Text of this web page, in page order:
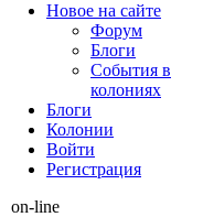
Новое на сайте
Форум
Блоги
События в
колониях
Блоги
Колонии
Войти
Peгиcтpaция
on-line